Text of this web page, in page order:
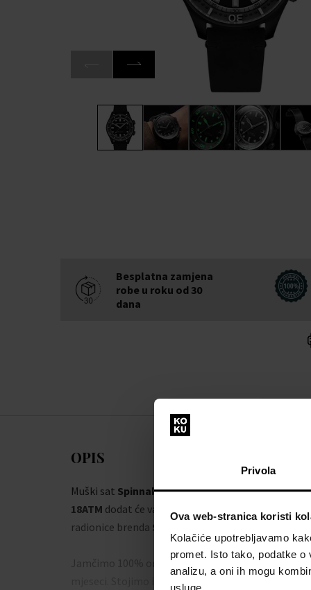
Privola
Ova web-stranica koristi
Kolačiće upotrebljavamo
promet. Isto tako, podatke
analizu, a oni ih mogu
Besplatna zamjena
robe u roku od 30
dana
OPIS
Muški sat Spinnaker SP-5062-06 Mens Watch
18ATM dodat će vam eleganciju i upotpuni vaš stil.
radionice brenda Spinnaker
Jamčimo 100% originalnost robe i besplatnu
mjeseci. Stojimo iza proizvoda u našoj ponudi.